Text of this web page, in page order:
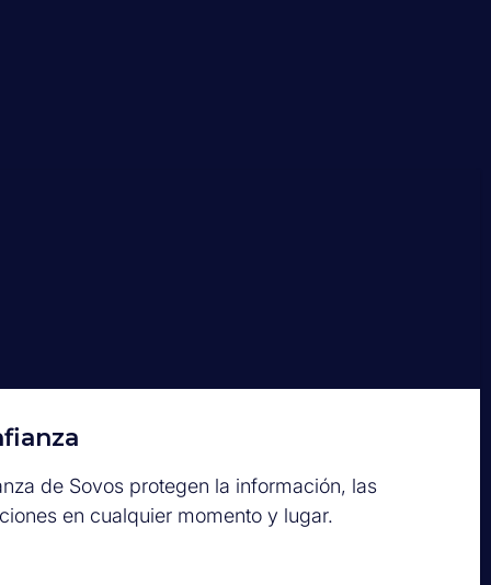
de Sovos protegen la información, las
en cualquier momento y lugar.